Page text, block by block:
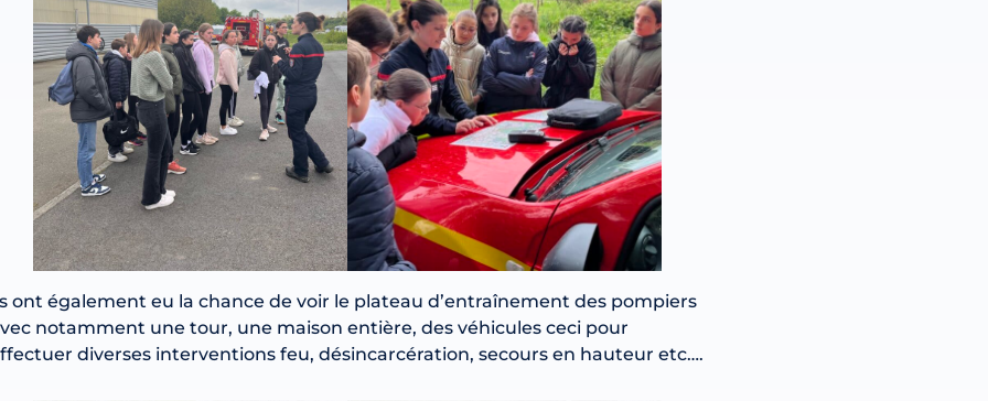
ont également eu la chance de voir le plateau d’entraînement des pompiers
notamment une tour, une maison entière, des véhicules ceci pour
diverses interventions feu, désincarcération, secours en hauteur etc….